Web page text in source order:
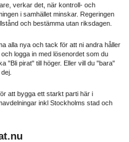
verkar det, när kontroll- och
i samhället minskar. Regeringen
och bestämma utan riksdagen.
alla nya och tack för att ni andra håller
logga in med lösenordet som du
"Bli pirat" till höger. Eller vill du "bara"
att bygga ett starkt parti här i
inkl Stockholms stad och